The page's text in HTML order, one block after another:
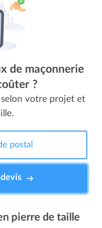
de maçonnerie
?
votre projet et
pierre de taille